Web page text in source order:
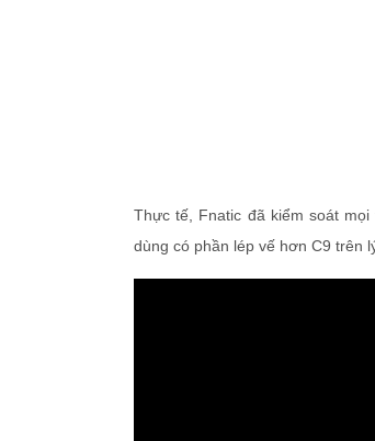
Thực tế, Fnatic đã kiểm soát
dùng có phần lép vế hơn C9 trên